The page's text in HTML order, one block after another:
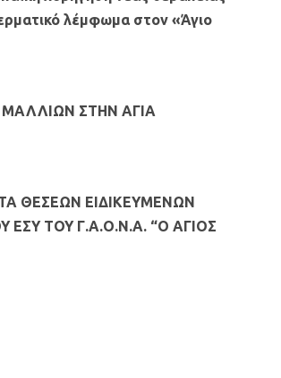
λέμφωμα στον «Άγιο
ΣΤΗΝ ΑΓΙΑ
ΘΕΣΕΩΝ ΕΙΔΙΚΕΥΜΕΝΩΝ
ΕΣΥ ΤΟΥ Γ.Α.Ο.Ν.Α. “Ο ΑΓΙΟΣ